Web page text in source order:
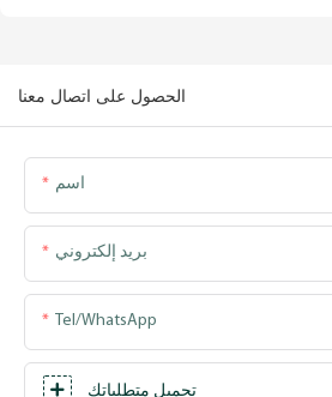
الحصول على اتصال معنا
اسم
بريد إلكتروني
Tel/WhatsApp
تحميل متطلباتك